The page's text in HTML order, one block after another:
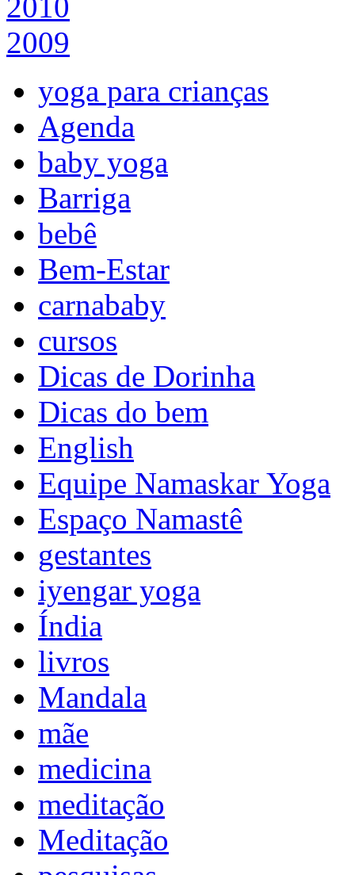
2010
2009
yoga para crianças
Agenda
baby yoga
Barriga
bebê
Bem-Estar
carnababy
cursos
Dicas de Dorinha
Dicas do bem
English
Equipe Namaskar Yoga
Espaço Namastê
gestantes
iyengar yoga
Índia
livros
Mandala
mãe
medicina
meditação
Meditação